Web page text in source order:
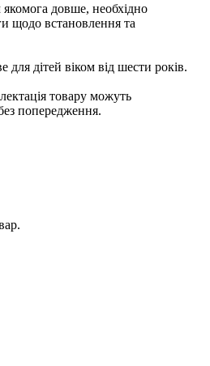
довше, необхідно
щодо встановлення та
дітей віком від шести років.
товару можуть
попередження.